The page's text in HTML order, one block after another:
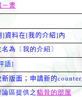
書
資料在[我的介紹]內
為〔我的介紹〕
語]
版面；申請新的counter
區提供之貓骨的部屋